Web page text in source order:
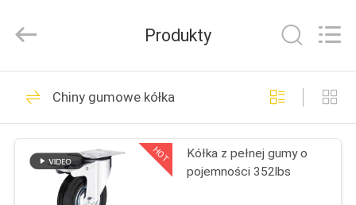
DOM
PRODUKTY
FILMY
Metal
Rights
Kółka do lekkich
obciążeń
175
Produkty
Chiny gumowe kółka
HOT
Kółka z pełnej gumy o
pojemności 352lbs